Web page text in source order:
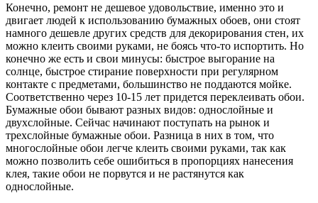
Конечно, ремонт не дешевое удовольствие, именно это и
двигает людей к использованию бумажных обоев, они стоят
намного дешевле других средств для декорирования стен, их
можно клеить своими руками, не боясь что-то испортить. Но
конечно же есть и свои минусы: быстрое выгорание на
солнце, быстрое стирание поверхности при регулярном
контакте с предметами, большинство не поддаются мойке.
Соответственно через 10-15 лет придется переклеивать обои.
Бумажные обои бывают разных видов: однослойные и
двухслойные. Сейчас начинают поступать на рынок и
трехслойные бумажные обои. Разница в них в том, что
многослойные обои легче клеить своими руками, так как
можно позволить себе ошибиться в пропорциях нанесения
клея, такие обои не порвутся и не растянутся как
однослойные.